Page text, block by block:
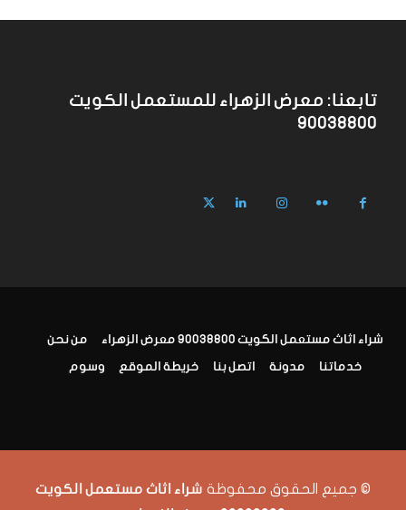
تابعنا: معرض الزهراء للمستعمل الكويت
90038800
شراء اثاث مستعمل الكويت 90038800 معرض الزهراء من نحن
خدماتنا مدونة اتصل بنا خريطة الموقع وسوم
© جميع الحقوق محفوظة شراء اثاث مستعمل الكويت